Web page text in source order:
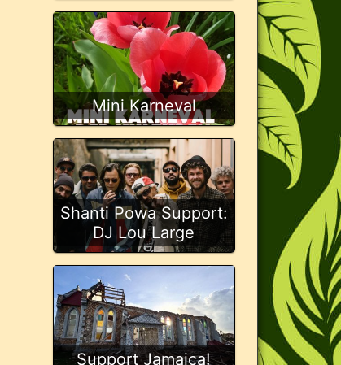
Mini Karneval
Shanti Powa Support:
DJ Lou Large
Support Jamaica!